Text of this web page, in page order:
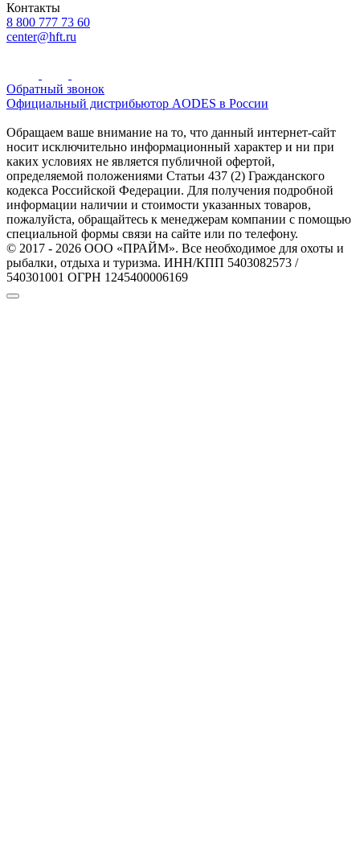
Контакты
8 800 777 73 60
center@hft.ru
Обратный звонок
Официальный дистрибьютор AODES в России
Обращаем ваше внимание на то, что данный интернет-сайт
носит исключительно информационный характер и ни при
каких условиях не является публичной офертой,
определяемой положениями Статьи 437 (2) Гражданского
кодекса Российской Федерации. Для получения подробной
информации наличии и стоимости указанных товаров,
пожалуйста, обращайтесь к менеджерам компании с помощью
специальной формы связи на сайте или по телефону.
© 2017 - 2026 ООО «ПРАЙМ». Все необходимое для охоты и
рыбалки, отдыха и туризма. ИНН/КПП 5403082573 /
540301001 ОГРН 1245400006169